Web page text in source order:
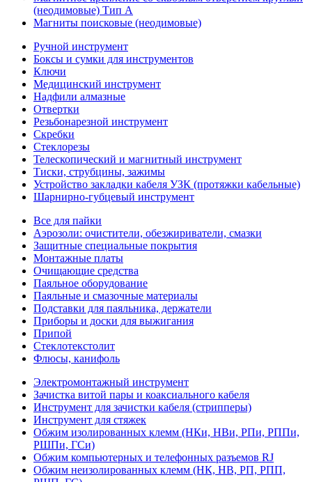
(неодимовые) Тип А
Магниты поисковые (неодимовые)
Ручной инструмент
Боксы и сумки для инструментов
Ключи
Медицинский инструмент
Надфили алмазные
Отвертки
Резьбонарезной инструмент
Скребки
Стеклорезы
Телескопический и магнитный инструмент
Тиски, струбцины, зажимы
Устройство закладки кабеля УЗК (протяжки кабельные)
Шарнирно-губцевый инструмент
Все для пайки
Аэрозоли: очистители, обезжириватели, смазки
Защитные специальные покрытия
Монтажные платы
Очищающие средства
Паяльное оборудование
Паяльные и смазочные материалы
Подставки для паяльника, держатели
Приборы и доски для выжигания
Припой
Стеклотекстолит
Флюсы, канифоль
Электромонтажный инструмент
Зачистка витой пары и коаксиального кабеля
Инструмент для зачистки кабеля (стрипперы)
Инструмент для стяжек
Обжим изолированных клемм (НКи, НВи, РПи, РППи,
РШПи, ГСи)
Обжим компьютерных и телефонных разъемов RJ
Обжим неизолированных клемм (НК, НВ, РП, РПП,